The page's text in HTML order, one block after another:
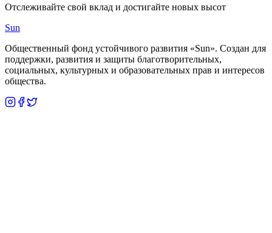
Отслеживайте свой вклад и достигайте новых высот
Sun
Общественный фонд устойчивого развития «Sun». Создан для
поддержки, развития и защиты благотворительных,
социальных, культурных и образовательных прав и интересов
общества.